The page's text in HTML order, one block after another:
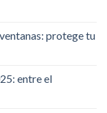
protege tu
entre el